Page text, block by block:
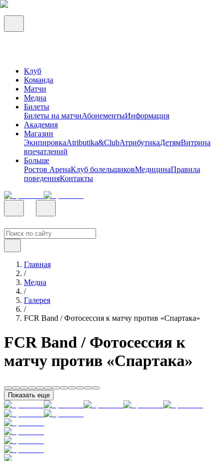
Клуб
Команда
Матчи
Медиа
Билеты
Билеты на матчиАбонементыИнформация
Академия
Магазин
ЭкипировкаAtributika&ClubАтрибутикаДетямВитрина
впечатлений
Больше
Ростов АренаКлуб болельщиковМедицинаПравила
поведенияКонтакты
Главная
/
Медиа
/
Галерея
/
FCR Band / Фотосессия к матчу против «Спартака»
FCR Band / Фотосессия к
матчу против «Спартака»
Показать еще